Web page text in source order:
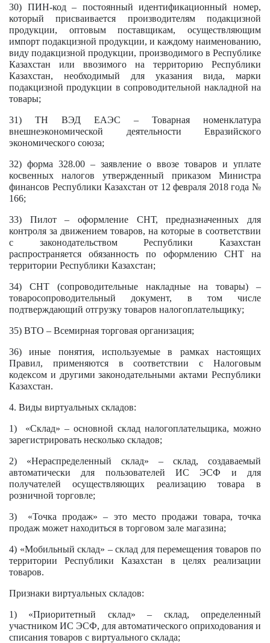
30) ПИН-код – постоянный идентификационный номер,
который присваивается производителям подакцизной
продукции, оптовым поставщикам, осуществляющим
импорт подакцизной продукции, и каждому наименованию,
виду подакцизной продукции, производимого в Республике
Казахстан или ввозимого на территорию Республики
Казахстан, необходимый для указания вида, марки
подакцизной продукции в сопроводительной накладной на
товары;
31) ТН ВЭД ЕАЭС – Товарная номенклатура
внешнеэкономической деятельности Евразийского
экономического союза;
32) форма 328.00 – заявление о ввозе товаров и уплате
косвенных налогов утвержденный приказом Министра
финансов Республики Казахстан от 12 февраля 2018 года №
166;
33) Пилот – оформление СНТ, предназначенных для
контроля за движением товаров, на которые в соответствии
с законодательством Республики Казахстан
распространяется обязанность по оформлению СНТ на
территории Республики Казахстан;
34) СНТ (сопроводительные накладные на товары) –
товаросопроводительный документ, в том числе
подтверждающий отгрузку товаров налогоплательщику;
35) ВТО – Всемирная торговая организация;
36) иные понятия, используемые в рамках настоящих
Правил, применяются в соответствии с Налоговым
кодексом и другими законодательными актами Республики
Казахстан.
4. Виды виртуальных складов:
1) «Склад» – основной склад налогоплательщика, можно
зарегистрировать несколько складов;
2) «Нераспределенный склад» – склад, создаваемый
автоматически для пользователей ИС ЭСФ и для
получателей осуществляющих реализацию товара в
розничной торговле;
3) «Точка продаж» – это место продажи товара, точка
продаж может находиться в торговом зале магазина;
4) «Мобильный склад» – склад для перемещения товаров по
территории Республики Казахстан в целях реализации
товаров.
Признаки виртуальных складов:
1) «Приоритетный склад» – склад, определенный
участником ИС ЭСФ, для автоматического оприходования и
списания товаров с виртуального склада;